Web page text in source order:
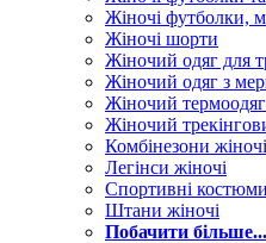
Жіночі футболки,
Жіночі шорти
Жіночий одяг для
Жіночий одяг з
Жіночий термоодяг
Жіночий
Комбінезони жіночі
Легінси жіночі
Спортивні
Штани жіночі
Побачити більше...